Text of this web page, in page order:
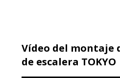
Vídeo del montaje
de escalera TOKYO